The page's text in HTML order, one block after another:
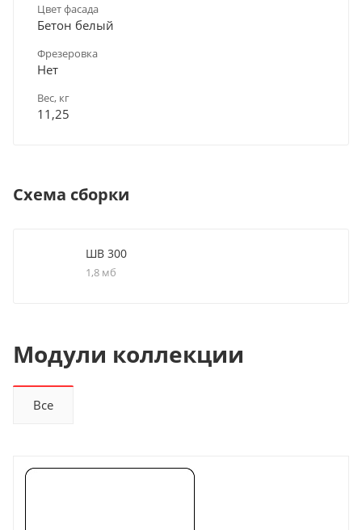
Цвет фасада
Бетон белый
Фрезеровка
Нет
Вес, кг
11,25
Схема сборки
ШВ 300
1,8 мб
Модули коллекции
Все